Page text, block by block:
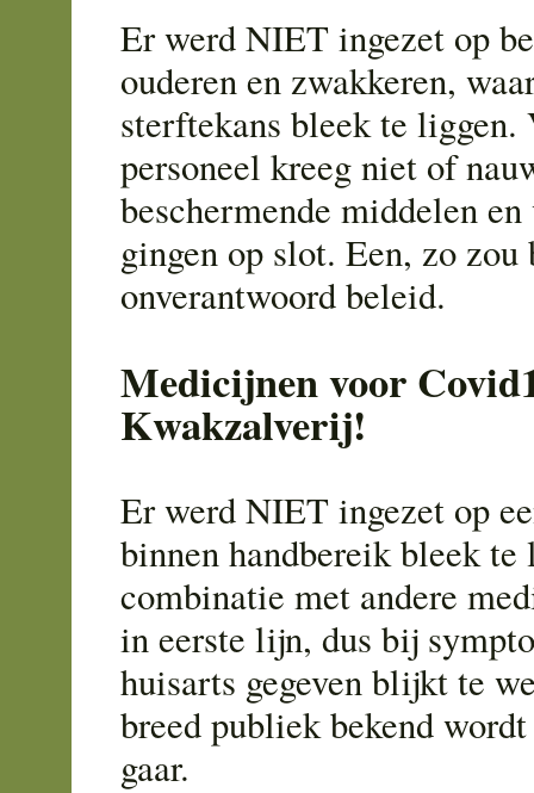
Er werd NIET ingezet op
ouderen en zwakkeren,
sterftekans bleek te liggen.
personeel kreeg niet of
beschermende middelen
gingen op slot. Een, zo
onverantwoord beleid.
Medicijnen voor
Kwakzalverij!
Er werd NIET ingezet op
binnen handbereik bleek
combinatie met andere
in eerste lijn, dus bij
huisarts gegeven blijkt te
breed publiek bekend
gaar.